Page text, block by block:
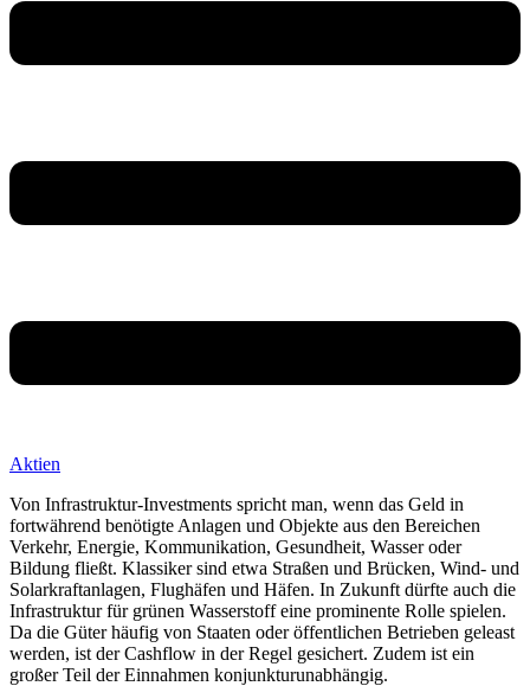
Aktien
Von Infrastruktur-Investments spricht man, wenn das Geld in
fortwährend benötigte Anlagen und Objekte aus den Bereichen
Verkehr, Energie, Kommunikation, Gesundheit, Wasser oder
Bildung fließt. Klassiker sind etwa Straßen und Brücken, Wind- und
Solarkraftanlagen, Flughäfen und Häfen. In Zukunft dürfte auch die
Infrastruktur für grünen Wasserstoff eine prominente Rolle spielen.
Da die Güter häufig von Staaten oder öffentlichen Betrieben geleast
werden, ist der Cashflow in der Regel gesichert. Zudem ist ein
großer Teil der Einnahmen konjunkturunabhängig.